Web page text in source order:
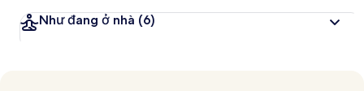
Như đang ở nhà (6)